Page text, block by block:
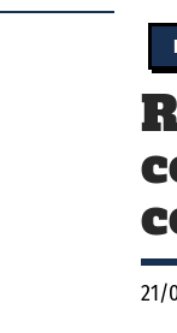
21/